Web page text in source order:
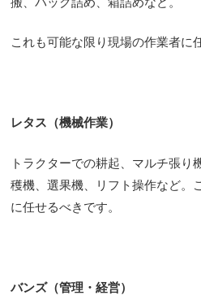
これも可能な限り現場の作業者に
レタス（機械作業）
トラクターでの耕起、マルチ張り
穫機、選果機、リフト操作など。
に任せるべきです。
バンズ（管理・経営）